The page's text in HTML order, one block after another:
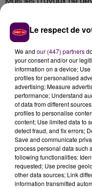
2023. Nous
mobilités douces,
Blois et Molineuf dont
terminés. Sur les
rénover
permettra
photovoltaïques sur
établissements plus
consommation
choix du collège
évaluations
allons poursuivreles
Neung-sur-
de Bracieux.
Le respect de
We and our (447) partners
your consent and/or our
information on a device;
profiles for personalised
advertising; Measure
performance; Understand
of data from different
profiles to personalise
content; Use limited data to
detect fraud, and fix errors;
Save and communicate
process personal data such
following functionalities:
requested; Use precise
other data sources; Link
information transmitted